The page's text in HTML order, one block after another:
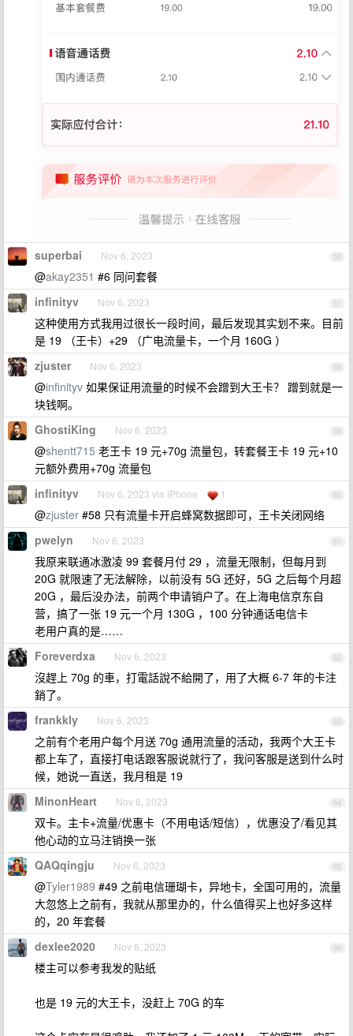
56
superbai Nov 6, 2023
@akay2351 #6 同问套餐
57
infinityv Nov 6, 2023
这种使用方式我用过很长一段时间，最后发现其实划不来。目前
是 19 （王卡）+29 （广电流量卡，一个月 160G ）
58
zjuster Nov 6, 2023
@infinityv 如果保证用流量的时候不会蹭到大王卡？ 蹭到就是一
块钱啊。
59
GhostiKing Nov 6, 2023
@shentt715 老王卡 19 元+70g 流量包，转套餐王卡 19 元+10
元额外费用+70g 流量包
60
infinityv Nov 6, 2023 via iPhone 1
@zjuster #58 只有流量卡开启蜂窝数据即可，王卡关闭网络
61
pwelyn Nov 6, 2023
我原来联通冰激凌 99 套餐月付 29 ，流量无限制，但每月到
20G 就限速了无法解除，以前没有 5G 还好，5G 之后每个月超
20G ，最后没办法，前两个申请销户了。在上海电信京东自
营，搞了一张 19 元一个月 130G ，100 分钟通话电信卡
老用户真的是……
62
Foreverdxa Nov 6, 2023
沒趕上 70g 的車，打電話說不給開了，用了大概 6-7 年的卡注
銷了。
63
frankkly Nov 6, 2023
之前有个老用户每个月送 70g 通用流量的活动，我两个大王卡
都上车了，直接打电话跟客服说就行了，我问客服是送到什么时
候，她说一直送，我月租是 19
64
MinonHeart Nov 6, 2023
双卡。主卡+流量/优惠卡（不用电话/短信），优惠没了/看见其
他心动的立马注销换一张
65
QAQqingju Nov 6, 2023
@Tyler1989 #49 之前电信珊瑚卡，异地卡，全国可用的，流量
大忽悠上之前有，我就从那里办的，什么值得买上也好多这样
的，20 年套餐
66
dexlee2020 Nov 6, 2023
楼主可以参考我发的贴纸
也是 19 元的大王卡，没赶上 70G 的车